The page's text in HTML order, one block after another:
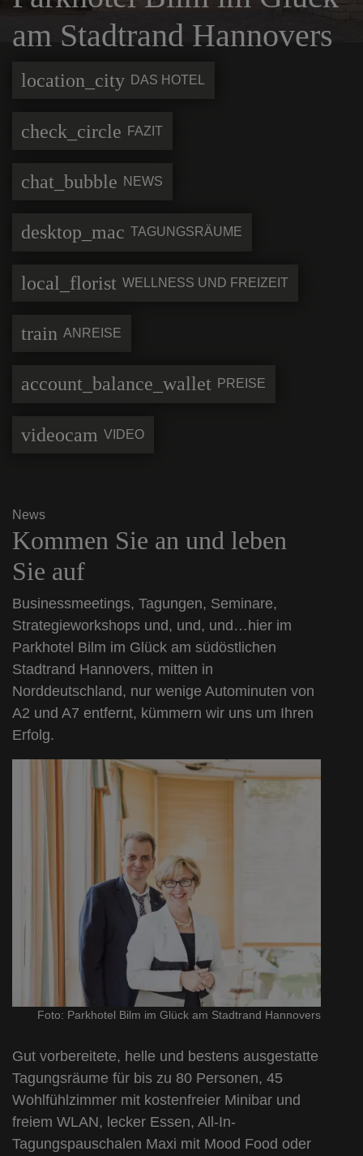
am Stadtrand Hannovers
location_city DAS HOTEL
check_circle FAZIT
chat_bubble NEWS
desktop_mac TAGUNGSRÄUME
local_florist WELLNESS UND FREIZEIT
train ANREISE
account_balance_wallet PREISE
videocam VIDEO
News
Kommen Sie an und leben
Sie auf
Businessmeetings, Tagungen, Seminare,
Strategieworkshops und, und, und…hier im
Parkhotel Bilm im Glück am südöstlichen
Stadtrand Hannovers, mitten in
Norddeutschland, nur wenige Autominuten von
A2 und A7 entfernt, kümmern wir uns um Ihren
Erfolg.
Foto: Parkhotel Bilm im Glück am Stadtrand Hannovers
Gut vorbereitete, helle und bestens ausgestatte
Tagungsräume für bis zu 80 Personen, 45
Wohlfühlzimmer mit kostenfreier Minibar und
freiem WLAN, lecker Essen, All-In-
Tagungspauschalen Maxi mit Mood Food oder